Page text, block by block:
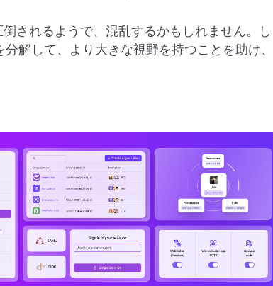
されるようで、混乱するかもしれません。し
解して、より大きな視野を持つことを助け、